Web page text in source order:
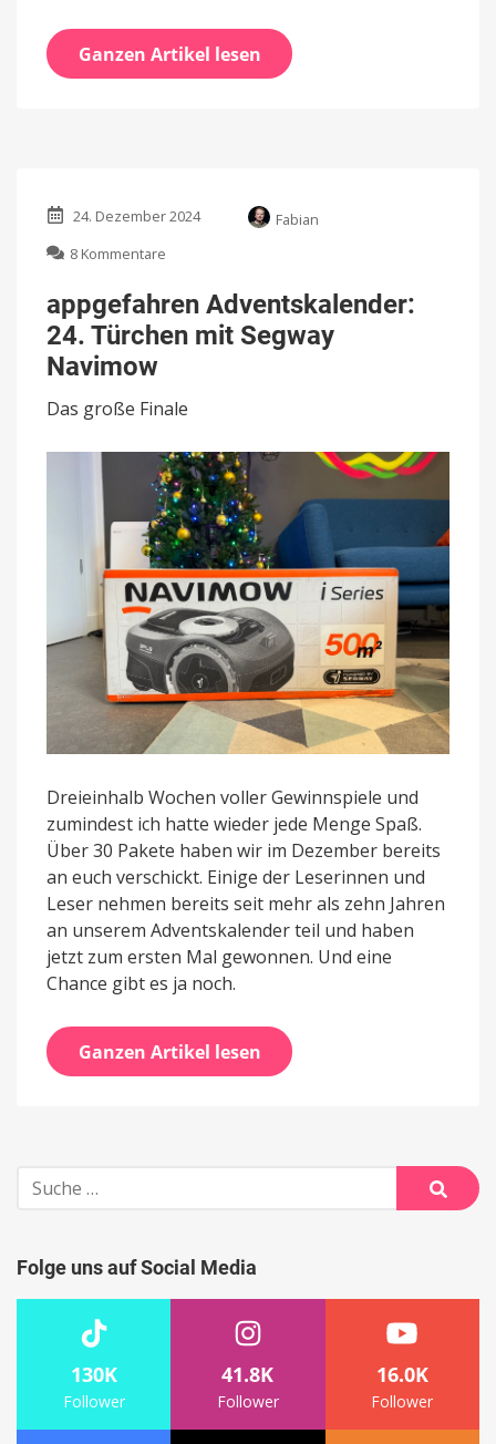
Ganzen Artikel lesen
24. Dezember 2024
Fabian
8 Kommentare
Adventskalender:
24.
Türchen
Navimow
appgefahren Adventskalender:
24. Türchen mit Segway
Navimow
Das große Finale
Dreieinhalb Wochen voller Gewinnspiele und
zumindest ich hatte wieder jede Menge Spaß.
Über 30 Pakete haben wir im Dezember bereits
an euch verschickt. Einige der Leserinnen und
Leser nehmen bereits seit mehr als zehn Jahren
an unserem Adventskalender teil und haben
jetzt zum ersten Mal gewonnen. Und eine
Chance gibt es ja noch.
Ganzen Artikel lesen
Suche
nach:
Suche
Folge uns auf Social Media
130K
Follower
41.8K
Follower
16.0K
Follower